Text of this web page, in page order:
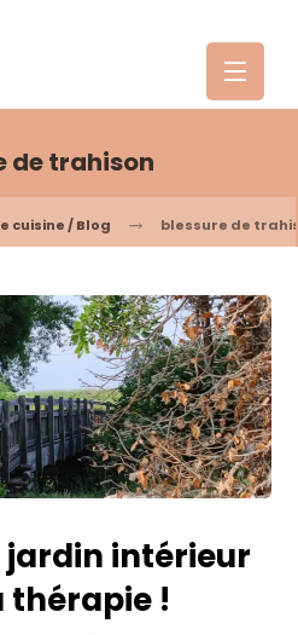
de trahison
cuisine / Blog blessure de
jardin intérieur
thérapie !